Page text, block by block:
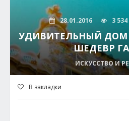
28.01.2016 3 534
УДИВИТЕЛЬНЫЙ ДОМ
ШЕДЕВР
ИСКУССТВО И
В закладки